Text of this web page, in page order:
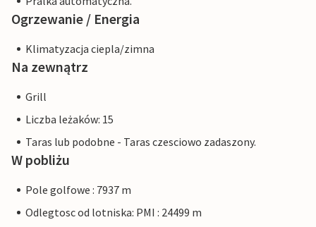
Ogrzewanie / Energia
Klimatyzacja ciepla/zimna
Na zewnątrz
Grill
Liczba leżaków: 15
Taras lub podobne - Taras czesciowo zadaszony.
W pobliżu
Pole golfowe : 7937 m
Odlegtosc od lotniska: PMI : 24499 m